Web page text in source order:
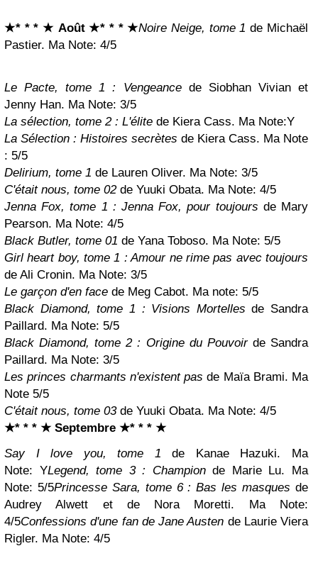
★* * * ★ Août★* * * ★Noire Neige, tome 1 de Michaël
Pastier. Ma Note: 4/5
Le Pacte, tome 1 : Vengeancede Siobhan Vivian et
Jenny Han. Ma Note: 3/5
La sélection, tome 2 : L'élite de Kiera Cass. Ma Note:Y
La Sélection : Histoires secrètes de Kiera Cass. Ma Note
: 5/5
Delirium, tome 1 de Lauren Oliver. Ma Note: 3/5
C'était nous, tome 02 de Yuuki Obata. Ma Note: 4/5
Jenna Fox, tome 1 : Jenna Fox, pour toujours de Mary
Pearson. Ma Note: 4/5
Black Butler, tome 01 de Yana Toboso. Ma Note: 5/5
Girl heart boy, tome 1 : Amour ne rime pas avec toujours
de Ali Cronin. Ma Note: 3/5
Le garçon d'en face de Meg Cabot. Ma note: 5/5
Black Diamond, tome 1 : Visions Mortellesde Sandra
Paillard. Ma Note: 5/5
Black Diamond, tome 2 : Origine du Pouvoirde Sandra
Paillard. Ma Note: 3/5
Les princes charmants n'existent pas de Maïa Brami. Ma
Note 5/5
C'était nous, tome 03 de Yuuki Obata. Ma Note: 4/5
★* * * ★ Septembre ★* * * ★
Say I love you, tome 1 de Kanae Hazuki. Ma
Note: YLegend, tome 3 : Championde Marie Lu. Ma
Note: 5/5Princesse Sara, tome 6 : Bas les masquesde
Audrey Alwett et de Nora Moretti. Ma Note:
4/5Confessions d'une fan de Jane Austen de Laurie Viera
Rigler. Ma Note: 4/5